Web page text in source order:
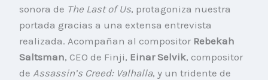
sonora de The Last of Us, protagoniza nuestra
portada gracias a una extensa entrevista
realizada. Acompañan al compositor Rebekah
Saltsman, CEO de Finji, Einar Selvik, compositor
de Assassin’s Creed: Valhalla, y un tridente de